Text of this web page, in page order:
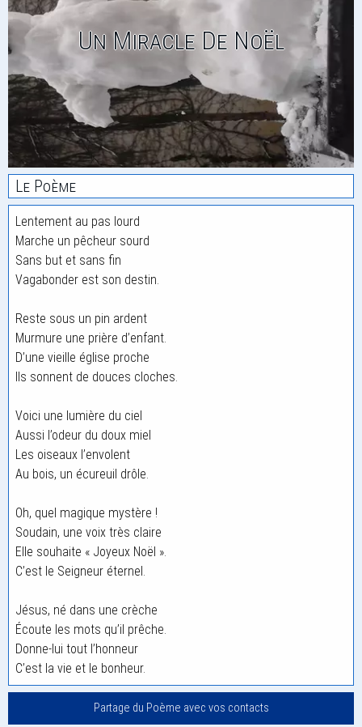
Un Miracle De Noël
Le Poème
Lentement au pas lourd
Marche un pêcheur sourd
Sans but et sans fin
Vagabonder est son destin.
Reste sous un pin ardent
Murmure une prière d’enfant.
D’une vieille église proche
Ils sonnent de douces cloches.
Voici une lumière du ciel
Aussi l’odeur du doux miel
Les oiseaux l’envolent
Au bois, un écureuil drôle.
Oh, quel magique mystère !
Soudain, une voix très claire
Elle souhaite « Joyeux Noël ».
C’est le Seigneur éternel.
Jésus, né dans une crèche
Écoute les mots qu’il prêche.
Donne-lui tout l’honneur
C’est la vie et le bonheur.
Partage du Poème avec vos contacts